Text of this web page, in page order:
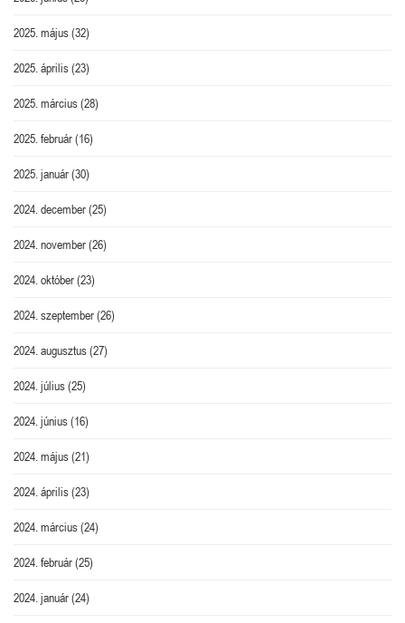
2025. május(32)
2025. április(23)
2025. március(28)
2025. február(16)
2025. január(30)
2024. december(25)
2024. november(26)
2024. október(23)
2024. szeptember(26)
2024. augusztus(27)
2024. július(25)
2024. június(16)
2024. május(21)
2024. április(23)
2024. március(24)
2024. február(25)
2024. január(24)